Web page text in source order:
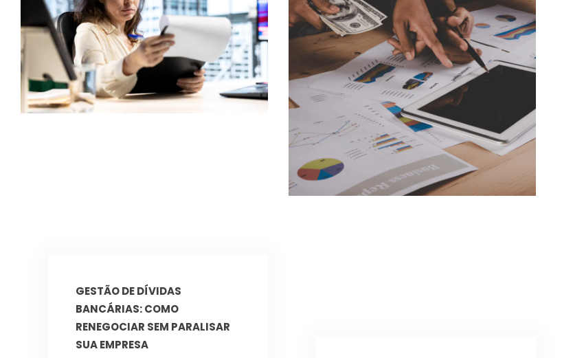
GESTÃO DE DÍVIDAS
BANCÁRIAS: COMO
RENEGOCIAR SEM PARALISAR
SUA EMPRESA